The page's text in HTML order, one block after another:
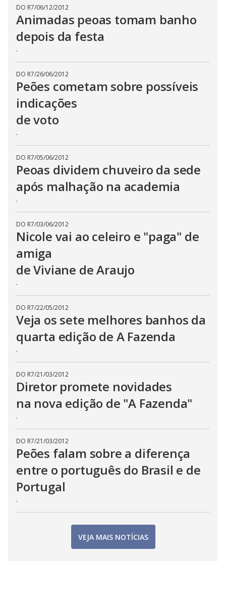
DO R7/06/12/2012
Animadas peoas tomam banho
depois da festa
.
DO R7/26/06/2012
Peões cometam sobre possíveis
indicações
de voto
.
DO R7/05/06/2012
Peoas dividem chuveiro da sede
após malhação na academia
.
DO R7/03/06/2012
Nicole vai ao celeiro e "paga" de
amiga
de Viviane de Araujo
.
DO R7/22/05/2012
Veja os sete melhores banhos da
quarta edição de A Fazenda
.
DO R7/21/03/2012
Diretor promete novidades
na nova edição de "A Fazenda"
.
DO R7/21/03/2012
Peões falam sobre a diferença
entre o português do Brasil e de
Portugal
.
VEJA MAIS NOTÍCIAS